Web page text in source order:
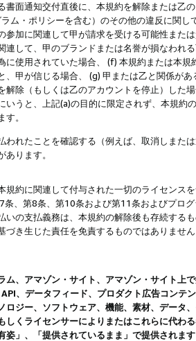
書面通知交付直後に、本規約を解除または乙
ム・ポリシーを含む）のその他の違反に関
参加に関連して甲が請求を受ける可能性また
連して、甲のブランドまたは名誉が損なわれ
に使用されていた場合、 (f) 本規約または本
、甲が信じる場合、 (g) 甲または乙と関係が
解除（もしくは乙のアカウントを停止）した
いうと、上記(a)の目的に限定されず、本規
。
われたことを確認する（例えば、取消しまた
ります。
規約に関連して付与された一切のライセンス
、第8条、第10条および第11条およびプロ
いの支払義務は、本規約の解除後も存続する
づき生じた責任を免責するものではありませ
ム、アマゾン・サイト、アマゾン・サイト上
、データフィード、プロダクト広告コンテ
ロジー、ソフトウェア、機能、素材、データ
しくライセンサーによりまたはこれらに代わ
姿」、「提供されているまま」で提供されま